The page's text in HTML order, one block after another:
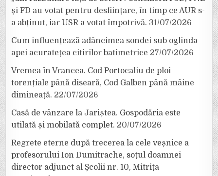
și FD au votat pentru desființare, în timp ce AUR s-
a abținut, iar USR a votat împotrivă. 31/07/2026
Cum influențează adâncimea sondei sub oglinda
apei acuratețea citirilor batimetrice 27/07/2026
Vremea în Vrancea. Cod Portocaliu de ploi
torențiale până diseară, Cod Galben până mâine
dimineață. 22/07/2026
Casă de vânzare la Jariștea. Gospodăria este
utilată și mobilată complet. 20/07/2026
Regrete eterne după trecerea la cele veșnice a
profesorului Ion Dumitrache, soțul doamnei
director adjunct al Școlii nr. 10, Mitrița